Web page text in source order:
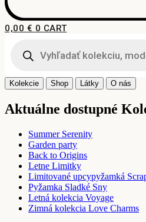
0,00 € 0 CART
search
Kolekcie Shop Látky O nás
Aktuálne dostupné
Summer Serenity
Garden party
Back to Origins
Letne Limitky
Limitované upcypyžamká
Pyžamka Sladké Sny
Letná kolekcia Voyage
Zimná kolekcia Love Charms